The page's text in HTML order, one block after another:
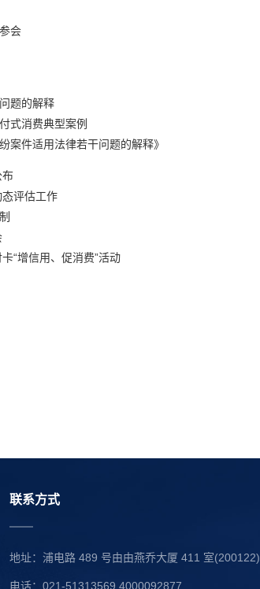
会
题的解释
式消费典型案例
案件适用法律若干问题的解释》
布
评估工作
“增信用、促消费”活动
联系方式
地址：浦电路 489 号由由燕乔大厦 411 室(200122)
电话：021-51313569 4000092877